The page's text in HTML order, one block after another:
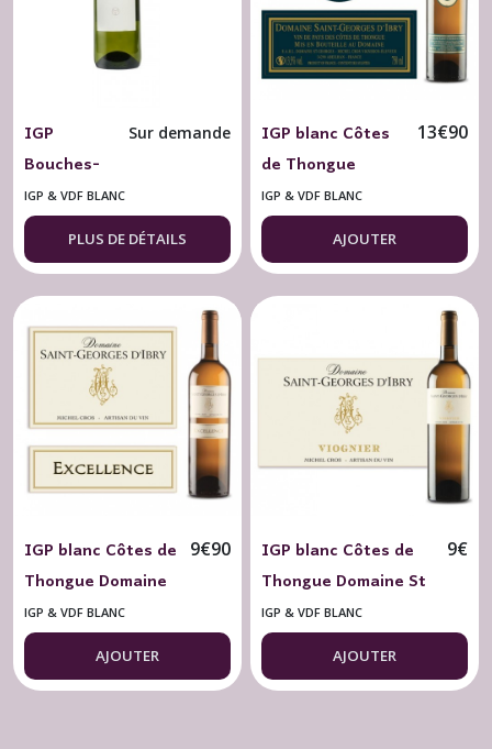
IGP
Bouches-
du-Rhône
blanc 2022
MINNA Villa
Minna
Vineyard
BIO
Sur demande
IGP & VDF BLANC
PLUS DE DÉTAILS
IGP blanc Côtes
de Thongue
Domaine St
Georges d'Ibry
Chardonnay V.V.
2024
13€90
IGP & VDF BLANC
AJOUTER
IGP blanc Côtes de
Thongue Domaine
St Georges d'Ibry
Excellence 2025
9€90
IGP & VDF BLANC
AJOUTER
IGP blanc Côtes de
Thongue Domaine St
Georges d'Ibry
Viognier 2024
9€
IGP & VDF BLANC
AJOUTER